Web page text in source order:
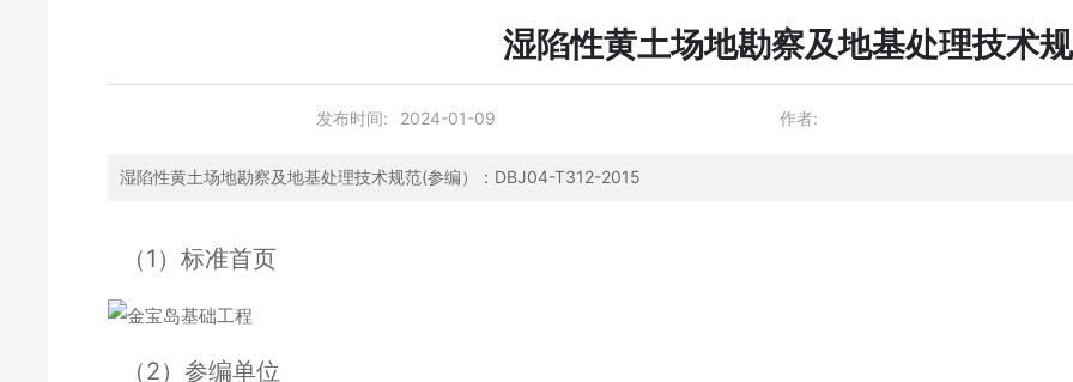
湿陷性黄土场地勘察及地基处理技术
发布时间: 2024-01-09 作者:
湿陷性黄土场地勘察及地基处理技术规范(参编）：DBJ04-T312-2015
（1）标准首页
（2）参编单位